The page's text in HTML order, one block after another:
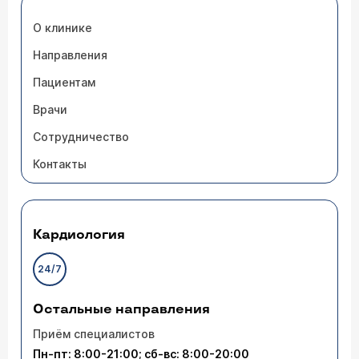
О клинике
Направления
Пациентам
Врачи
Сотрудничество
Контакты
Кардиология
24/7
Остальные направления
Приём специалистов
Пн-пт: 8:00-21:00; сб-вс: 8:00-20:00